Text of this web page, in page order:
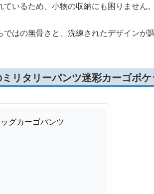
いるため、小物の収納にも困りません。
はの無骨さと、洗練されたデザインが
リタリーパンツ迷彩カーゴポ